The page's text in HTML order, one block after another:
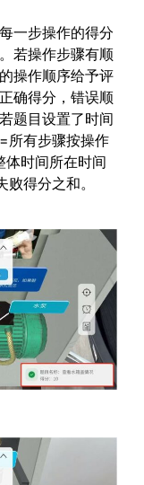
一步操作的得分
若操作步骤有顺
操作顺序给予评
确得分，错误顺
题目设置了时间
所有步骤按操作
体时间所在时间
得分之和。